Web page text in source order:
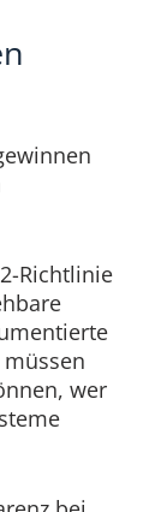
Richtlinie
wer